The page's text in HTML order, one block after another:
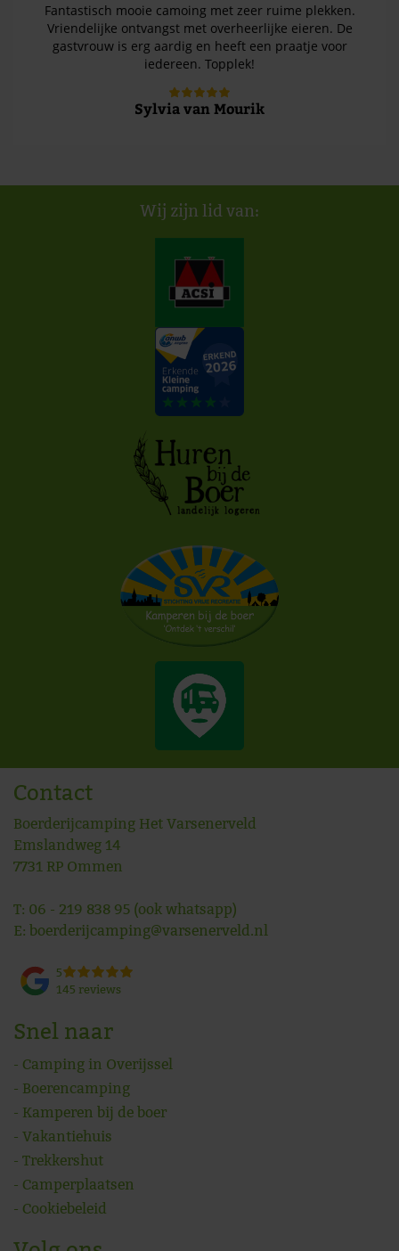
Fantastisch mooie camoing met zeer ruime plekken.
Vriendelijke ontvangst met overheerlijke eieren. De
gastvrouw is erg aardig en heeft een praatje voor
iedereen. Topplek!
Sylvia van Mourik
Wij zijn lid van:
Contact
Boerderijcamping Het Varsenerveld
Emslandweg 14
7731 RP Ommen
T: 06 - 219 838 95 (ook whatsapp)
E: boerderijcamping@varsenerveld.nl
5
145 reviews
Snel naar
Camping in Overijssel
Boerencamping
Kamperen bij de boer
Vakantiehuis
Trekkershut
Camperplaatsen
Cookiebeleid